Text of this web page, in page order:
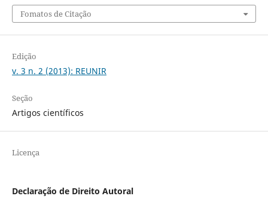
Fomatos de Citação
Edição
v. 3 n. 2 (2013): REUNIR
Seção
Artigos científicos
Licença
Declaração de Direito Autoral